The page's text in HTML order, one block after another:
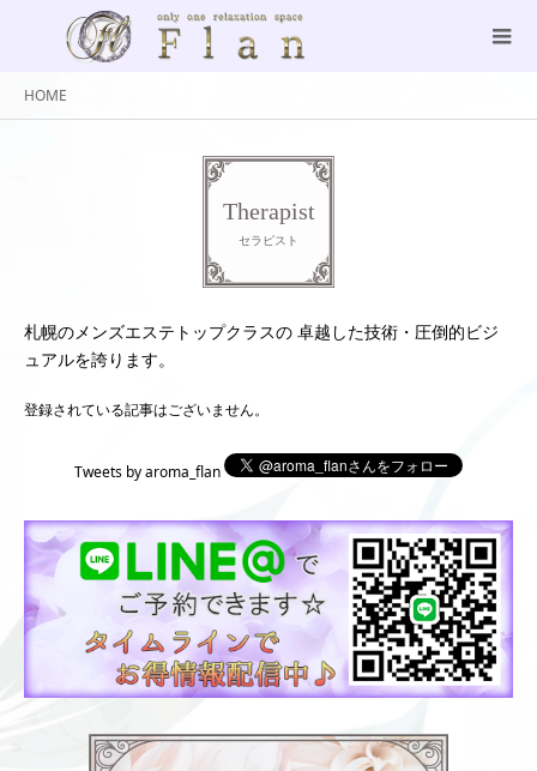
HOME
Therapist
セラピスト
札幌のメンズエステトップクラスの 卓越した技術・圧倒的ビジ
ュアルを誇ります。
登録されている記事はございません。
Tweets by aroma_flan